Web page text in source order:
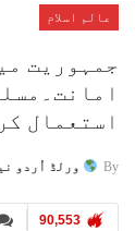
عالم اسلام
جمہوریت
استعمال
By ورلڈ اُردو
90,553